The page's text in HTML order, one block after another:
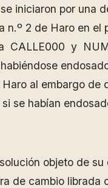
iniciaron por
2 de Haro en
CALLE000 y
al embargo de
se habían
objeto de
de cambio